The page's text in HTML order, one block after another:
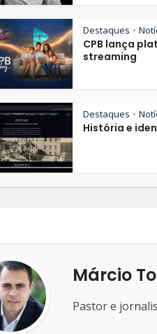
Destaques •
CPB lança
streaming
Destaques •
História e
Márcio
Pastor e